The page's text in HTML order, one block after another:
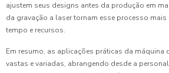
ajustem seus designs antes da produção em
da gravação a laser tornam esse processo mais
tempo e recursos.
Em resumo, as aplicações práticas da máquina
vastas e variadas, abrangendo desde a